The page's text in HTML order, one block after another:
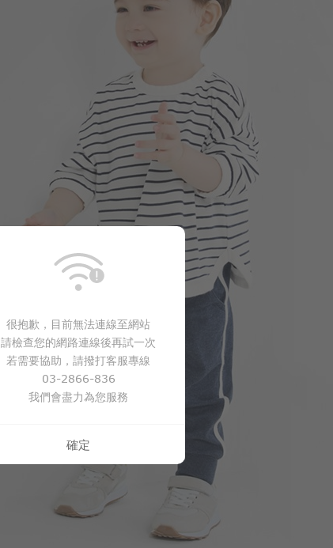
很抱歉，目前無法連線至網站
請檢查您的網路連線後再試一次
若需要協助，請撥打客服專線
03-2866-836
我們會盡力為您服務
確定